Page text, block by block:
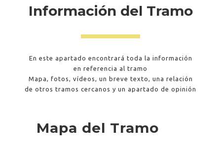
Información del Tramo
En este apartado encontrará toda la información
en referencia al tramo
Mapa, fotos, vídeos, un breve texto, una relación
de otros tramos cercanos y un apartado de opinión
Mapa del Tramo